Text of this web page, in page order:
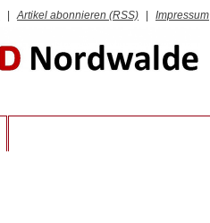
| Artikel abonnieren (RSS) | Impressum